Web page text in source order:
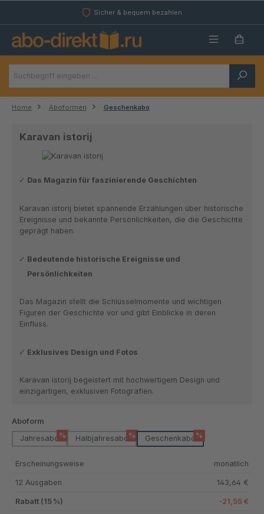
Zum Hauptinhalt springenSicher & bequem bezahlen
Home Aboformen Geschenkabo
Karavan istorij
Das Magazin für faszinierende Geschichten
Karavan istorij bietet spannende Erzählungen über historische
Ereignisse und bekannte Persönlichkeiten, die die Geschichte
geprägt haben.
Bedeutende historische Ereignisse und
Persönlichkeiten
Das Magazin stellt die Schlüsselmomente und wichtigen
Figuren der Geschichte vor und gibt Einblicke in deren
Einfluss.
Exklusives Design und Fotos
Karavan istorij begeistert mit hochwertigem Design und
einzigartigen, exklusiven Fotografien.
Aboform
Jahresabo % Halbjahresabo % Geschenkabo %
Erscheinungsweise monatlich
12 Ausgaben 143,64 €
Rabatt (15 %) -21,55 €